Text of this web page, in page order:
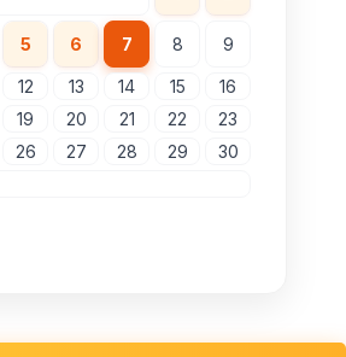
5 6 7 8 9
12 13 14 15
16
19 20 21 22
23
26 27 28 29
30